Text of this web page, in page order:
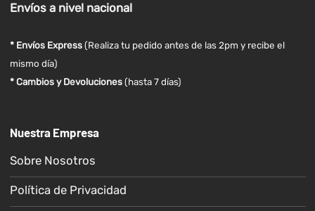
Envíosa nivel nacional
* Envíos Express(Realiza tu pedido antes de las 2pm y recibe el
mismo día)
* Cambios y Devoluciones (hasta 7 días)
Nuestra Empresa
Sobre Nosotros
Política de Privacidad